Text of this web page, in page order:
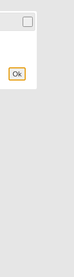
Ok